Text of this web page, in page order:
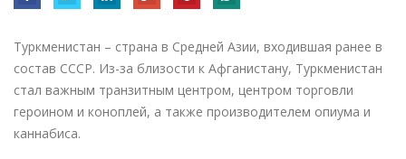
Туркменистан – страна в Средней Азии, входившая ранее в
состав СССР. Из-за близости к Афганистану, Туркменистан
стал важным транзитным центром, центром торговли
героином и коноплей, а также производителем опиума и
каннабиса.